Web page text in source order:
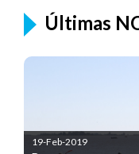
Últimas
19-Feb-2019